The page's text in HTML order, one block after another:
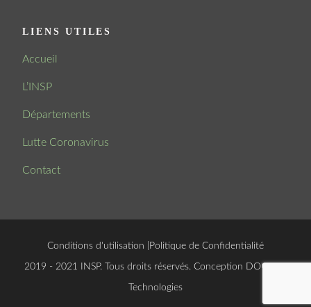
LIENS UTILES
Accueil
L’INSP
Départements
Lutte Coronavirus
Contact
Conditions d'utilisation Politique de Confidentialité
© 2019 - 2021 INSP. Tous droits réservés. Conception DOUCSOFT
Technologies